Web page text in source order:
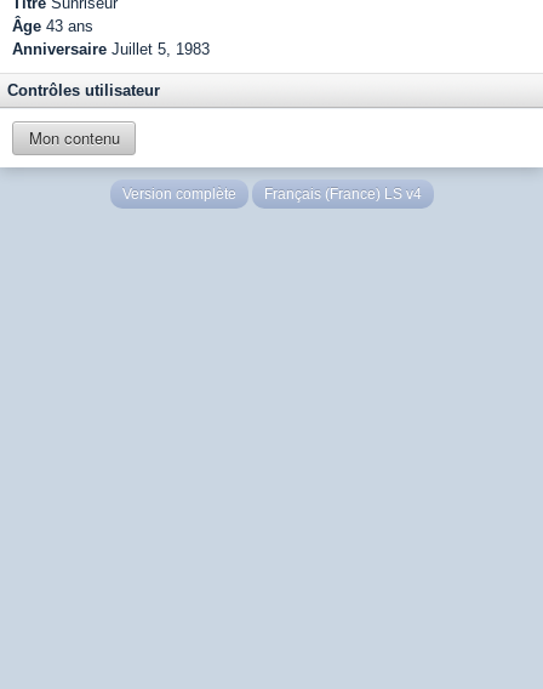
Âge 43 ans
Anniversaire Juillet 5, 1983
Contrôles utilisateur
Mon contenu
Version complète Français (France) LS v4